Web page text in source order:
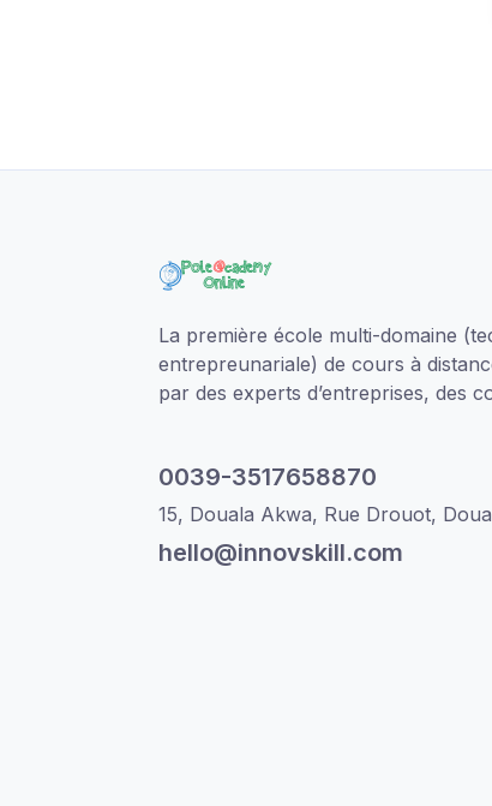
La première école multi-domaine
entrepreunariale) de cours à
par des experts d’entreprises, des
0039-3517658870
15, Douala Akwa, Rue Drouot,
hello@innovskill.com